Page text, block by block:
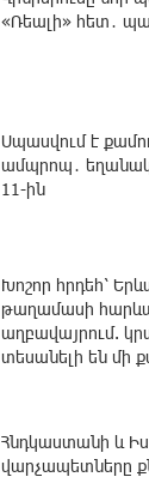
«Ռեալի» հետ․
Սպասվում է
ամպրոպ․
11-ին
Խոշոր հրդեհ՝
թաղամասի
աղբավայրում.
տեսանելի են մի
Հնդկաստանի և
վարչապետները